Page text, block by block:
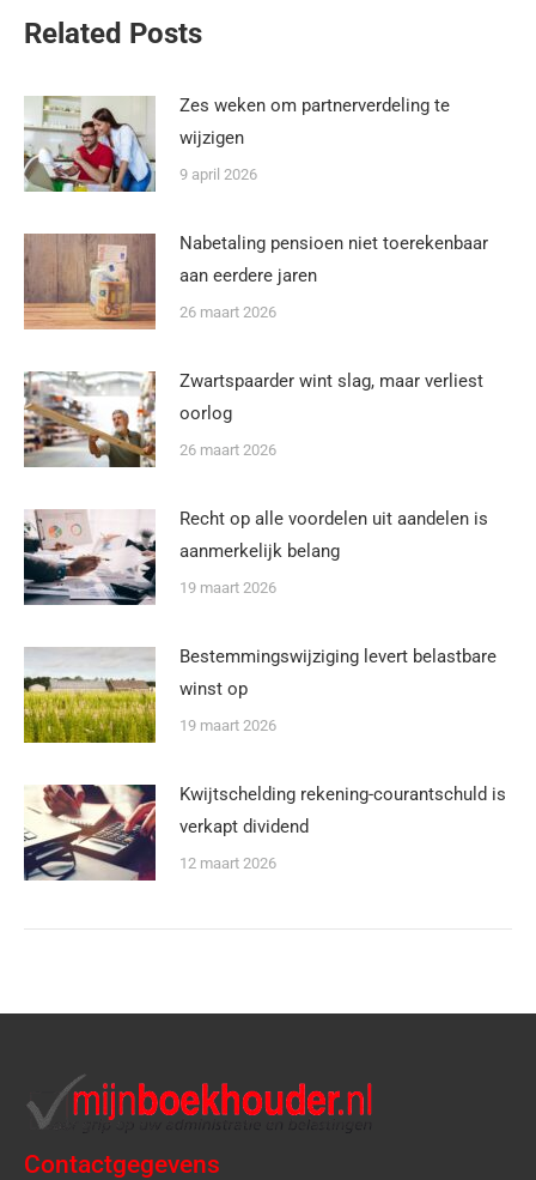
Related Posts
Zes weken om partnerverdeling te
wijzigen
9 april 2026
Nabetaling pensioen niet toerekenbaar
aan eerdere jaren
26 maart 2026
Zwartspaarder wint slag, maar verliest
oorlog
26 maart 2026
Recht op alle voordelen uit aandelen is
aanmerkelijk belang
19 maart 2026
Bestemmingswijziging levert belastbare
winst op
19 maart 2026
Kwijtschelding rekening-courantschuld is
verkapt dividend
12 maart 2026
Contactgegevens